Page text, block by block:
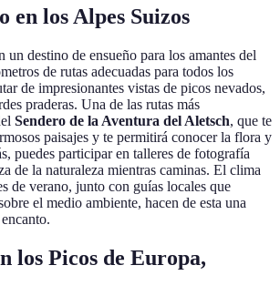
en los Alpes Suizos
un destino de ensueño para los amantes del
de rutas adecuadas para todos los
de impresionantes vistas de picos nevados,
praderas. Una de las rutas más
Sendero de la Aventura del Aletsch, que te
paisajes y te permitirá conocer la flora y
puedes participar en talleres de fotografía
de la naturaleza mientras caminas. El clima
de verano, junto con guías locales que
el medio ambiente, hacen de esta una
los Picos de Europa,